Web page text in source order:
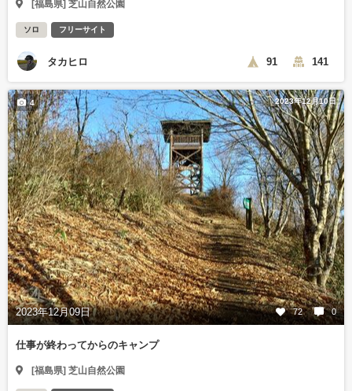
[福島県] 芝山自然公園
ソロ フリーサイト
タカヒロ 91 141
2023年12月10日
2023年12月09日 72 0
4
仕事が終わってからのキャンプ
[福島県] 芝山自然公園